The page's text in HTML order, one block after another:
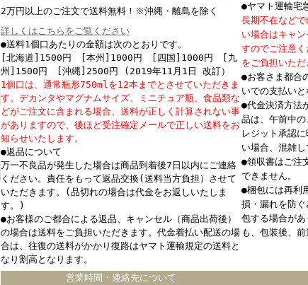
2万円以上のご注文で送料無料！※沖縄・離島を除く
詳しくはこちらをご覧ください
●送料1個口あたりの金額は次のとおりです。
[北海道]1500円 [本州]1000円 [四国]1000円 [九
州]1500円 [沖縄]2500円 (2019年11月1日 改訂）
1個口は、通常瓶形750mlを12本までとさせていただきま
す。デカンタやマグナムサイズ、ミニチュア瓶、食品類な
どがご注文に含まれる場合、送料が正しく計算されない事
がありますので、後ほど受注確定メールで正しい送料をお
知らせいたします。
●返品について
万一不良品が発生した場合は商品到着後7日以内にご連絡
ください。責任をもって返品交換(送料当方負担）させて
いただきます。(品切れの場合は代金をお返しいたしま
す。)
●お客様のご都合による返品、キャンセル（商品出荷後）
の場合は送料をご負担いただきます。代金着払い配送の場
合は、往復の送料がかかり復路はヤマト運輸規定の送料と
なり割高となります。
●ヤマト運輸宅
長期不在など
い場合はキャ
すのでご注意
をご負担いた
●お客さま都合
いでの支払い
●代金決済方法
品は、午前中
レジット承認
い場合、混雑
●領収書はご注
できません。
●梱包には再利
損・漏れを防
包する場合が
も、包装後、
営業時間・連絡先について